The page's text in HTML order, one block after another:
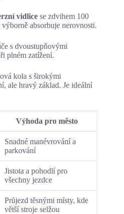
vidlice se zdvihem 100
absorbuje nerovnosti.
s dvoustupňovými
plném zatížení.
kola s širokými
ale hravý základ. Je ideální
Výhoda pro město
Snadné manévrování a
parkování
Jistota a pohodlí pro
všechny jezdce
Průjezd těsnými místy, kde
větší stroje selžou